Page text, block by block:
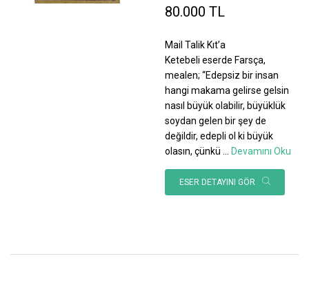
80.000 TL
Mail Talik Kıt’a
Ketebeli eserde Farsça,
mealen; “Edepsiz bir insan
hangi makama gelirse gelsin
nasıl büyük olabilir, büyüklük
soydan gelen bir şey de
değildir, edepli ol ki büyük
olasın, çünkü ... Devamını Oku
ESER DETAYINI GÖR